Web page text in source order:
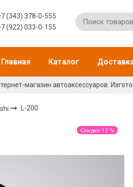
(343) 378-0-555
(922) 033-0-155
Главная Каталог
магазин автоаксессуаров.
L-200
Скидка 12 %